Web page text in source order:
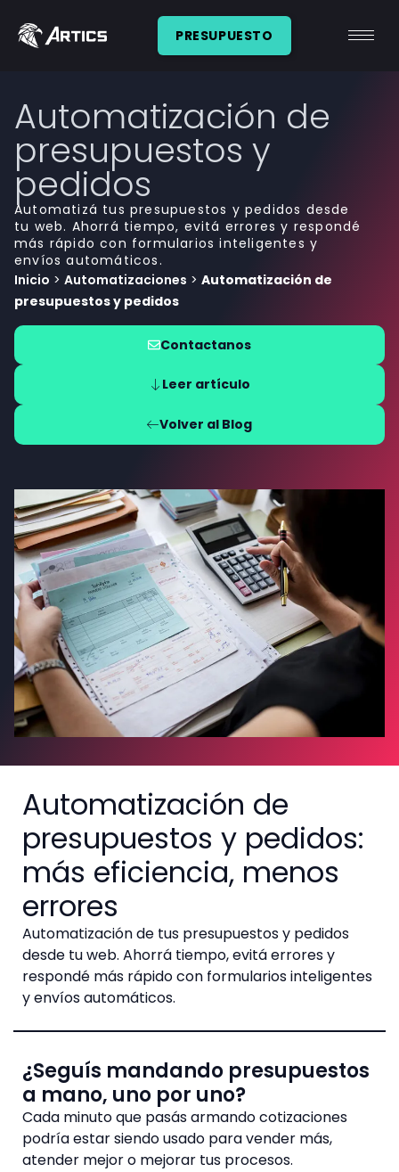
PRESUPUESTO
Automatización de
presupuestos y
pedidos
Automatizá tus presupuestos y pedidos desde
tu web. Ahorrá tiempo, evitá errores y respondé
más rápido con formularios inteligentes y
envíos automáticos.
Inicio > Automatizaciones > Automatización de
presupuestos y pedidos
Contactanos
Leer artículo
Volver al Blog
Automatización de
presupuestos y pedidos:
más eficiencia, menos
errores
Automatización de tus presupuestos y pedidos
desde tu web. Ahorrá tiempo, evitá errores y
respondé más rápido con formularios inteligentes
y envíos automáticos.
¿Seguís mandando presupuestos
a mano, uno por uno?
Cada minuto que pasás armando cotizaciones
podría estar siendo usado para vender más,
atender mejor o mejorar tus procesos.